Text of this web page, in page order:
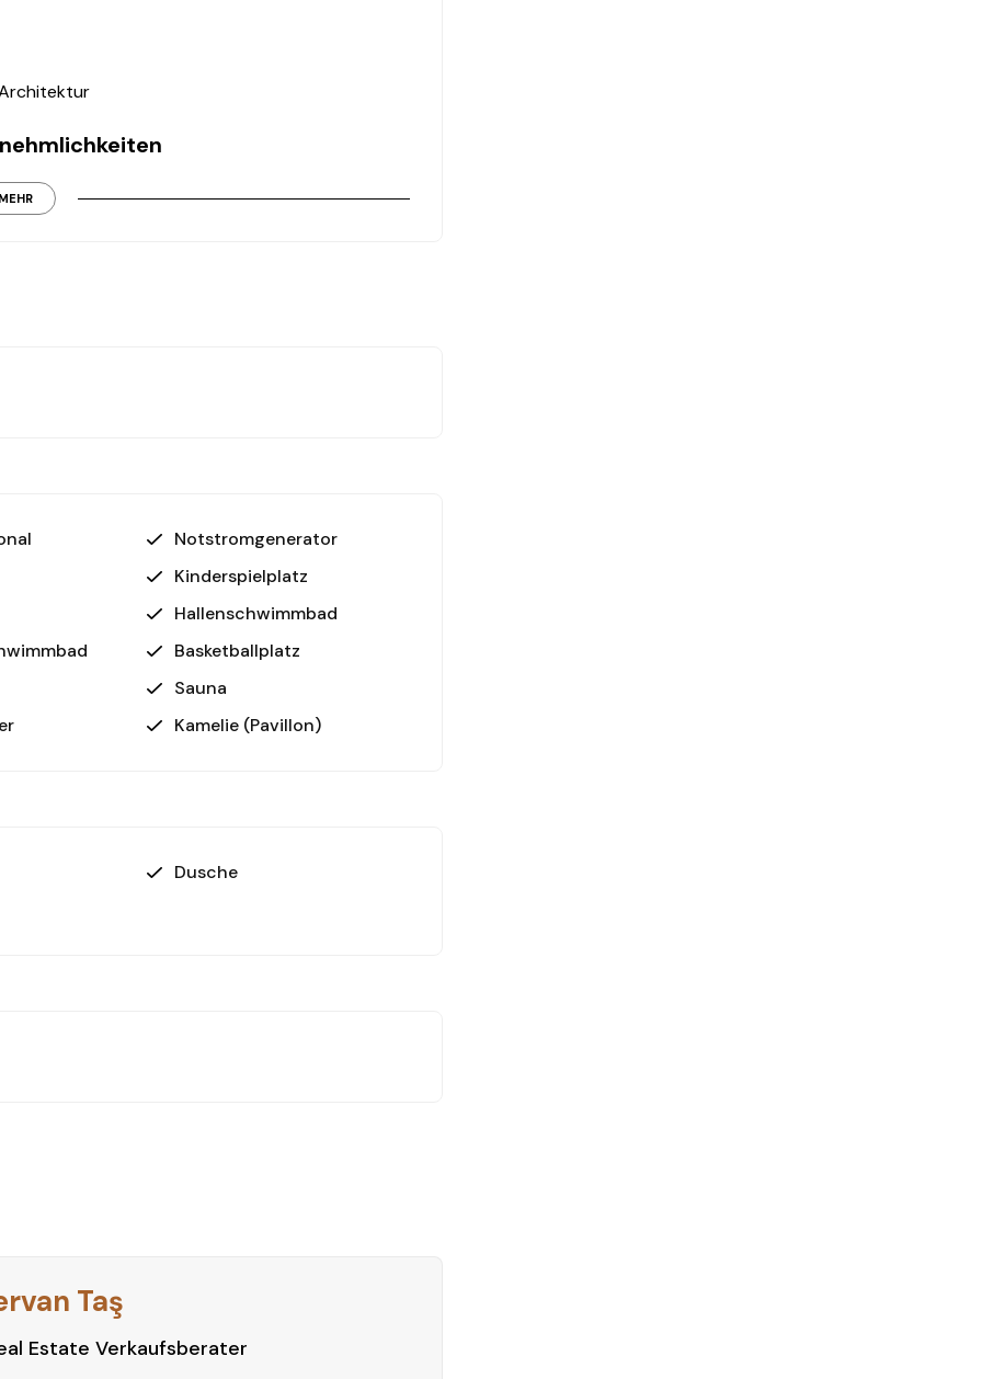
attraktive Wohnung in einer der beliebtesten
MEHR
Notstromgenerator
Kinderspielplatz
Hallenschwimmbad
Basketballplatz
Sauna
Kamelie (Pavillon)
Dusche
Taş
Estate Verkaufsberater